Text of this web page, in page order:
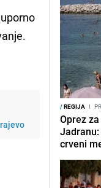
/REGIJA I
Oprez
crveni